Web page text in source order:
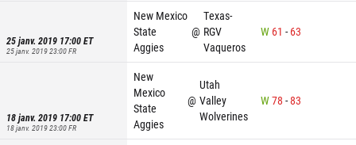
25 janv. 2019 17:00ET
25 janv. 2019 23:00FR
New Mexico
State
Aggies
@
Texas-
RGV
Vaqueros
W 61 - 63
18 janv. 2019 17:00ET
18 janv. 2019 23:00FR
New
Mexico
State
Aggies
@
Utah
Valley
Wolverines
W78 -83